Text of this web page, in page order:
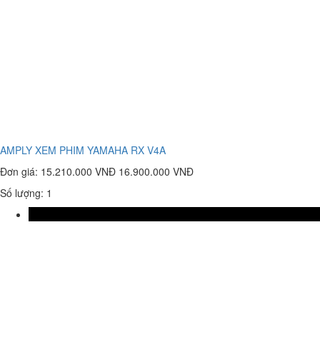
AMPLY XEM PHIM YAMAHA RX V4A
Đơn giá: 15.210.000 VNĐ 16.900.000 VNĐ
Số lượng: 1